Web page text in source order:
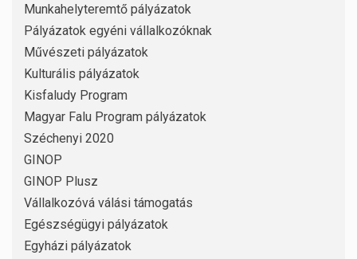
Munkahelyteremtő pályázatok
Pályázatok egyéni vállalkozóknak
Művészeti pályázatok
Kulturális pályázatok
Kisfaludy Program
Magyar Falu Program pályázatok
Széchenyi 2020
GINOP
GINOP Plusz
Vállalkozóvá válási támogatás
Egészségügyi pályázatok
Egyházi pályázatok